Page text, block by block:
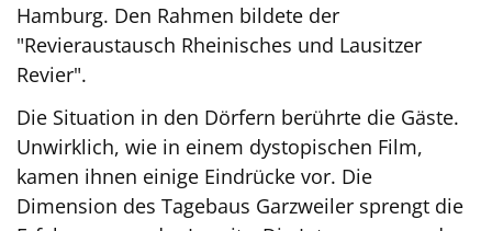
Hamburg. Den Rahmen bildete der
"Revieraustausch Rheinisches und Lausitzer
Revier".
Die Situation in den Dörfern berührte die Gäste.
Unwirklich, wie in einem dystopischen Film,
kamen ihnen einige Eindrücke vor. Die
Dimension des Tagebaus Garzweiler sprengt die